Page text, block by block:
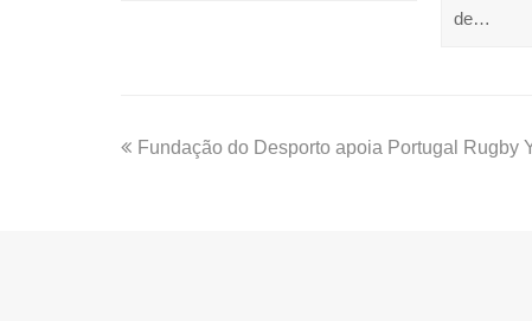
de…
Fundação do Desporto apoia Portugal Rugby